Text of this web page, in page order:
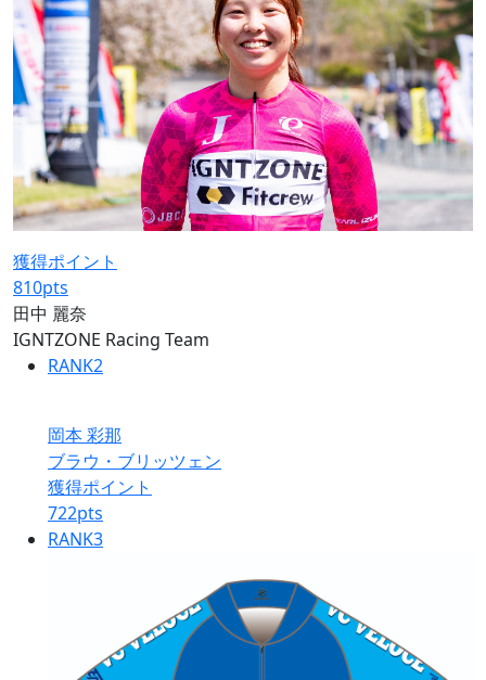
獲得ポイント
810pts
田中 麗奈
IGNTZONE Racing Team
RANK2
岡本 彩那
ブラウ・ブリッツェン
獲得ポイント
722pts
RANK3